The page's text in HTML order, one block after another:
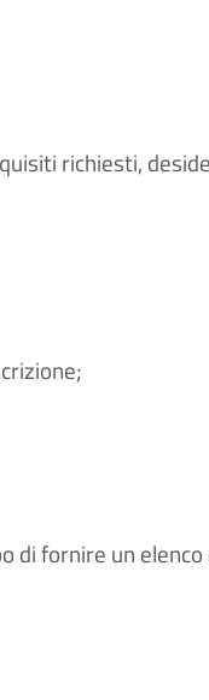
richiesti,
di fornire un